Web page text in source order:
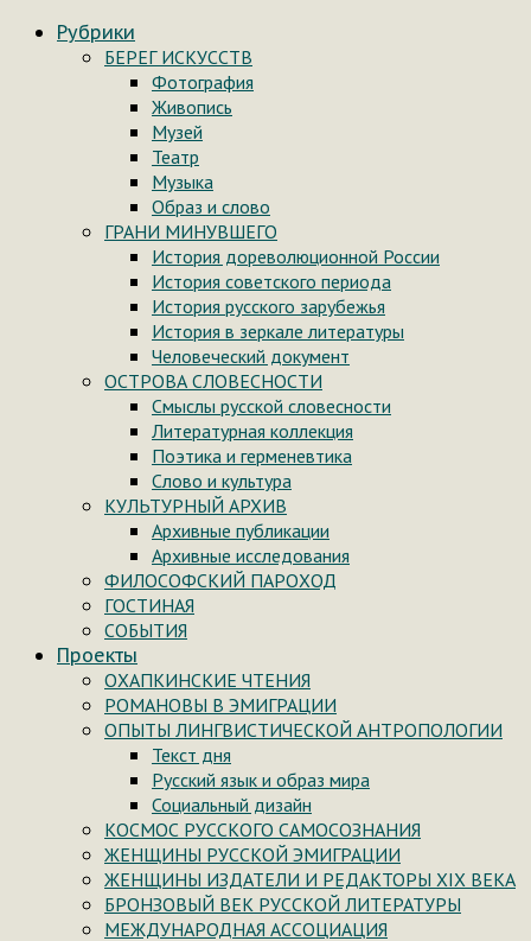
Рубрики
БЕРЕГ ИСКУССТВ
Фотография
Живопись
Музей
Театр
Музыка
Образ и слово
ГРАНИ МИНУВШЕГО
История дореволюционной России
История советского периода
История русского зарубежья
История в зеркале литературы
Человеческий документ
ОСТРОВА СЛОВЕСНОСТИ
Смыслы русской словесности
Литературная коллекция
Поэтика и герменевтика
Слово и культура
КУЛЬТУРНЫЙ АРХИВ
Архивные публикации
Архивные исследования
ФИЛОСОФСКИЙ ПАРОХОД
ГОСТИНАЯ
СОБЫТИЯ
Проекты
ОХАПКИНСКИЕ ЧТЕНИЯ
РОМАНОВЫ В ЭМИГРАЦИИ
ОПЫТЫ ЛИНГВИСТИЧЕСКОЙ АНТРОПОЛОГИИ
Текст дня
Русский язык и образ мира
Социальный дизайн
КОСМОС РУССКОГО САМОСОЗНАНИЯ
ЖЕНЩИНЫ РУССКОЙ ЭМИГРАЦИИ
ЖЕНЩИНЫ ИЗДАТЕЛИ И РЕДАКТОРЫ XIX ВЕКА
БРОНЗОВЫЙ ВЕК РУССКОЙ ЛИТЕРАТУРЫ
МЕЖДУНАРОДНАЯ АССОЦИАЦИЯ